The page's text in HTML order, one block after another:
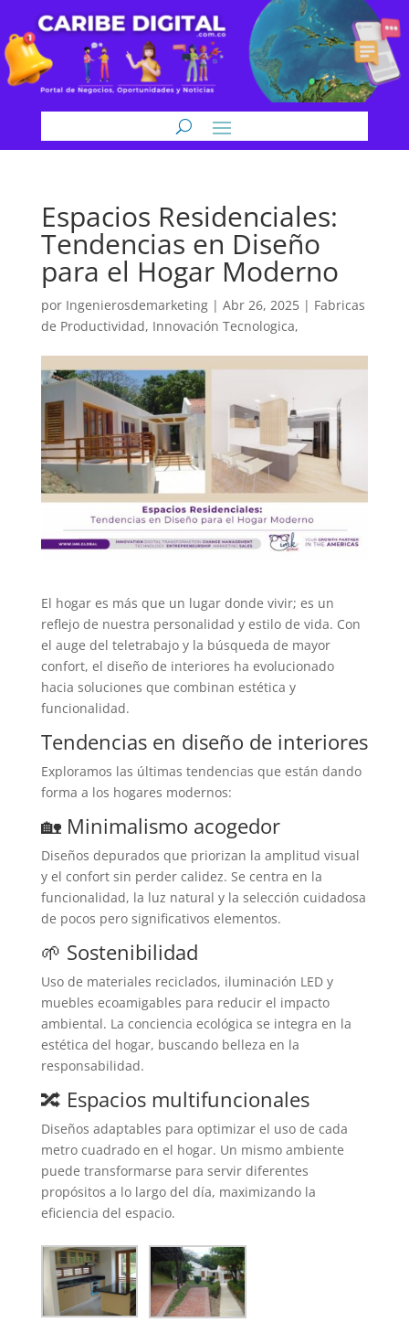
Espacios Residenciales:
Tendencias en Diseño
para el Hogar Moderno
por Ingenierosdemarketing| Abr 26, 2025| Fabricas
de Productividad, Innovación Tecnologica,
El hogar es más que un lugar donde vivir; es un
reflejo de nuestra personalidad y estilo de vida. Con
el auge del teletrabajo y la búsqueda de mayor
confort, el diseño de interiores ha evolucionado
hacia soluciones que combinan estética y
funcionalidad.
Tendencias en diseño de interiores
Exploramos las últimas tendencias que están dando
forma a los hogares modernos:
🏡 Minimalismo acogedor
Diseños depurados que priorizan la amplitud visual
y el confort sin perder calidez. Se centra en la
funcionalidad, la luz natural y la selección cuidadosa
de pocos pero significativos elementos.
🌱 Sostenibilidad
Uso de materiales reciclados, iluminación LED y
muebles ecoamigables para reducir el impacto
ambiental. La conciencia ecológica se integra en la
estética del hogar, buscando belleza en la
responsabilidad.
🔀 Espacios multifuncionales
Diseños adaptables para optimizar el uso de cada
metro cuadrado en el hogar. Un mismo ambiente
puede transformarse para servir diferentes
propósitos a lo largo del día, maximizando la
eficiencia del espacio.